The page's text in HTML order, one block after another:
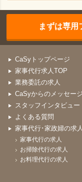
まずは専用
CaSyトップページ
家事代行求人TOP
業務委託の求人
CaSyからのメッセージ
スタッフインタビュー
よくある質問
家事代行･家政婦の求
家事代行の求人
お掃除代行の求人
お料理代行の求人